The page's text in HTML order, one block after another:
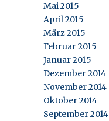
Mai 2015
April 2015
März 2015
Februar 2015
Januar 2015
Dezember 2014
November 2014
Oktober 2014
September 2014